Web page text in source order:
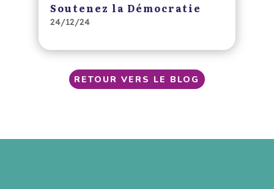
Soutenez la Démocratie
24/12/24
RETOUR VERS LE BLOG